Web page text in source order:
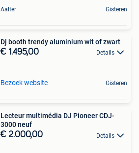
Aalter Gisteren
Dj booth trendy aluminium wit of zwart
€ 1.495,00 Details
Bezoek website Gisteren
Lecteur multimédia DJ Pioneer CDJ-
3000 neuf
€ 2.000,00 Details